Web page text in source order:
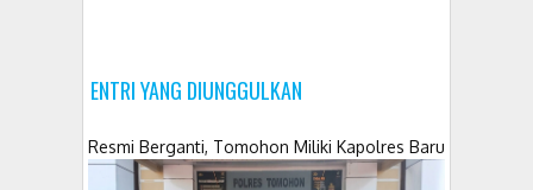
ENTRI YANG DIUNGGULKAN
Resmi Berganti, Tomohon Miliki Kapolres Baru